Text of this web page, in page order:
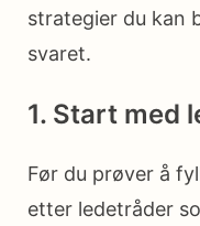
strategier du kan
svaret.
1. Start med
Før du prøver å
etter ledetråder